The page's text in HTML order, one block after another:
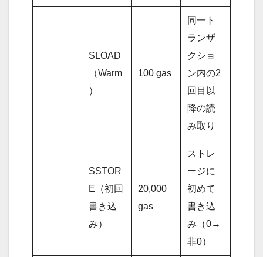
SLOAD
（Warm
）
100 gas
同一ト
ランザ
クショ
ン内の2
回目以
降の読
み取り
SSTOR
E（初回
書き込
み）
20,000
gas
ストレ
ージに
初めて
書き込
み（0→
非0）